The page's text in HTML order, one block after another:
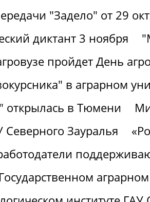
"Задело" от 29
диктант 3 ноября
пройдет День
в аграрном
открылась в Тюмени
Северного Зауралья